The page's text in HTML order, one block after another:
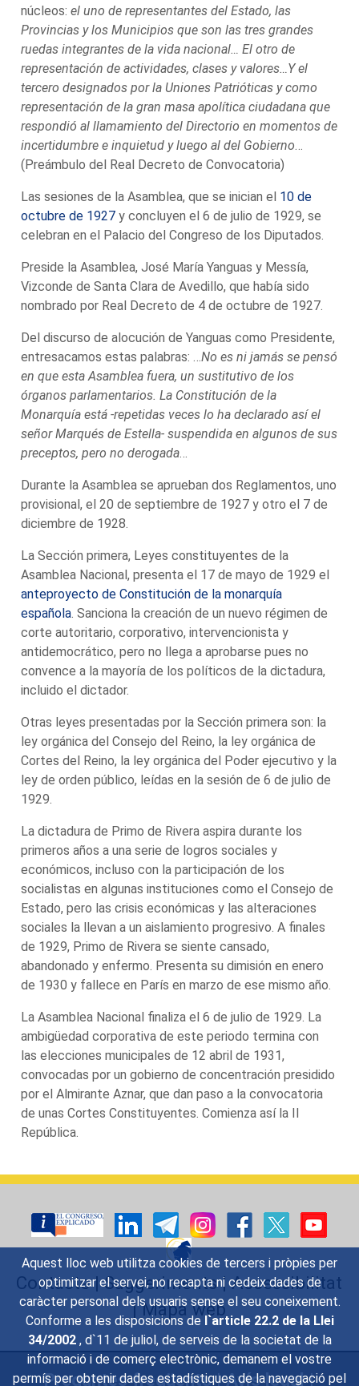
Aquest lloc web utilitza cookies de tercers i pròpies per
optimitzar el servei, no recapta ni cedeix dades de
caràcter personal dels usuaris sense el seu coneixement.
Conforme a les disposicions del`article 22.2 de la Llei
34/2002 , d`11 de juliol, de serveis de la societat de la
informació i de comerç electrònic, demanem el vostre
permís per obtenir dades estadístiques de la navegació pel
núcleos:el uno de representantes del Estado, las
Provincias y los Municipios que son las tres grandes
ruedas integrantes de la vida nacional… El otro de
representación de actividades, clases y valores…Y el
tercero designados por la Uniones Patrióticas y como
representación de la gran masa apolítica ciudadana que
respondió al llamamiento del Directorio en momentos de
incertidumbre e inquietud y luego al del Gobierno
(Preámbulo del Real Decreto de Convocatoria)
Las sesiones de la Asamblea, que se inician el 10 de
octubre de 1927 y concluyen el 6 de julio de 1929, se
celebran en el Palacio del Congreso de los Diputados.
Preside la Asamblea, José María Yanguas y Messía,
Vizconde de Santa Clara de Avedillo, que había sido
nombrado por Real Decreto de 4 de octubre de 1927.
Del discurso de alocución de Yanguas como Presidente,
entresacamos estas palabras: …No es ni jamás se pensó
en que esta Asamblea fuera, un sustitutivo de los
órganos parlamentarios. La Constitución de la
Monarquía está -repetidas veces lo ha declarado así el
señor Marqués de Estella- suspendida en algunos de sus
preceptos, pero no derogada
Durante la Asamblea se aprueban dos Reglamentos, uno
provisional, el 20 de septiembre de 1927 y otro el 7 de
diciembre de 1928.
La Sección primera, Leyes constituyentes de la
Asamblea Nacional, presenta el 17 de mayo de 1929 el
anteproyecto de Constitución de la monarquía
española . Sanciona la creación de un nuevo régimen de
corte autoritario, corporativo, intervencionista y
antidemocrático, pero no llega a aprobarse pues no
convence a la mayoría de los políticos de la dictadura,
incluido el dictador.
Otras leyes presentadas por la Sección primera son: la
ley orgánica del Consejo del Reino, la ley orgánica de
Cortes del Reino, la ley orgánica del Poder ejecutivo y la
ley de orden público, leídas en la sesión de 6 de julio de
1929.
La dictadura de Primo de Rivera aspira durante los
primeros años a una serie de logros sociales y
económicos, incluso con la participación de los
socialistas en algunas instituciones como el Consejo de
Estado, pero las crisis económicas y las alteraciones
sociales la llevan a un aislamiento progresivo. A finales
de 1929, Primo de Rivera se siente cansado,
abandonado y enfermo. Presenta su dimisión en enero
de 1930 y fallece en París en marzo de ese mismo año.
La Asamblea Nacional finaliza el 6 de julio de 1929. La
ambigüedad corporativa de este periodo termina con
las elecciones municipales de 12 abril de 1931,
convocadas por un gobierno de concentración presidido
por el Almirante Aznar, que dan paso a la convocatoria
de unas Cortes Constituyentes. Comienza así la II
República.
Contacte|Suggeriments|Accessibilitat
|Mapa web
Preguntes freqüents|Avís legal|